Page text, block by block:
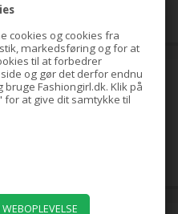
cookies og cookies fra
markedsføring og for at
til at forbedrer
og gør det derfor endnu
Fashiongirl.dk. Klik på
at give dit samtykke til
39,00
UNIQ Elektrisk Neglefil -
Komplet manicuresæt /
pedicure sæt